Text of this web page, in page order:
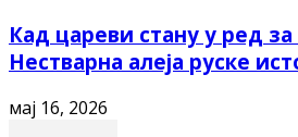
Кад цареви стану у ред
Нестварна алеја руске
мај 16, 2026